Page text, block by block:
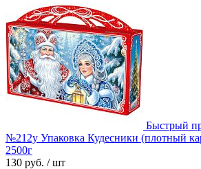
Быстрый
№212у Упаковка Кудесники (плотный
2500г
130 руб. / шт